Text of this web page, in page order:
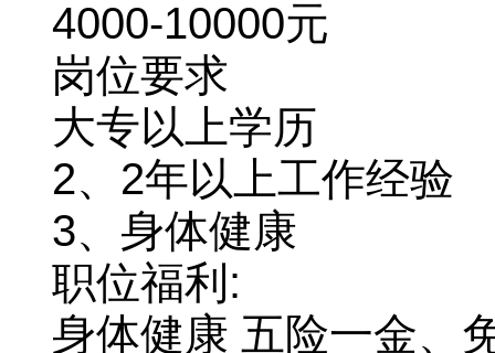
4000-10000元
岗位要求
大专以上学历
2、2年以上工作经验
3、身体健康
职位福利:
身体健康 五险一金、